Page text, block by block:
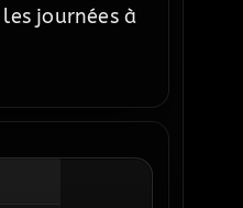
journées à